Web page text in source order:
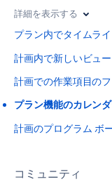
詳細を表示する
プラン内でタイムラ
計画内で新しいビュ
計画での作業項目の
プラン機能のカレン
計画のプログラム ボ
コミュニティ